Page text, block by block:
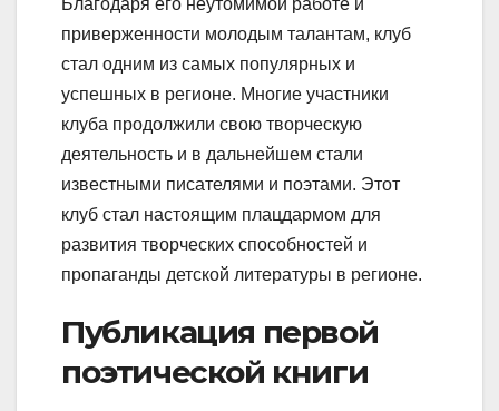
Благодаря его неутомимой работе и
приверженности молодым талантам, клуб
стал одним из самых популярных и
успешных в регионе. Многие участники
клуба продолжили свою творческую
деятельность и в дальнейшем стали
известными писателями и поэтами. Этот
клуб стал настоящим плацдармом для
развития творческих способностей и
пропаганды детской литературы в регионе.
Публикация первой
поэтической книги